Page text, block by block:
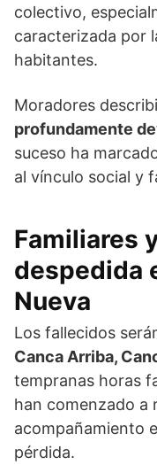
colectivo,
caracterizada por
habitantes.
Moradores
profundamente
suceso ha
al vínculo social y
Familiares
despedida
Nueva
Los fallecidos
Canca Arriba,
tempranas horas
han comenzado a
acompañamiento
pérdida.